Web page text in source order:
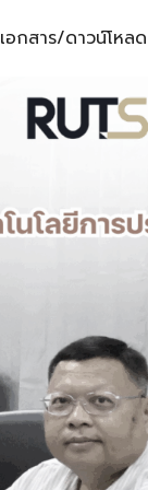
เอกสาร/ดาวน์โหลด